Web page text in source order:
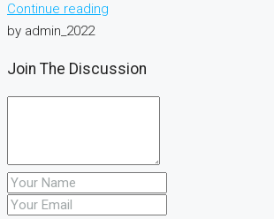
Continue reading
by admin_2022
Join The Discussion